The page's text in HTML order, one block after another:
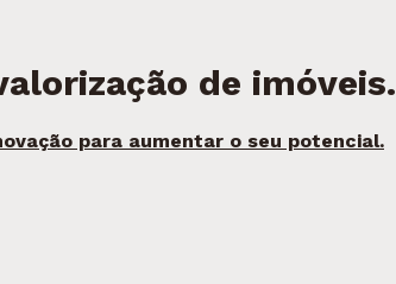
de imóveis.
para aumentar o seu potencial.